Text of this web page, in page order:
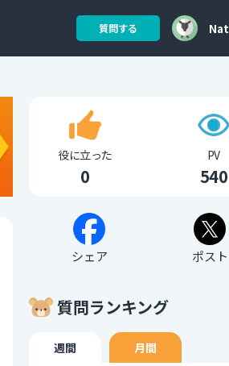
質問する
役に立った
0
PV
540
シェア ポスト
質問ランキング
週間 月間